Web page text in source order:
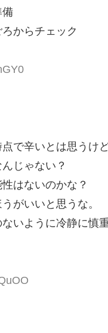
備
からチェック
で辛いとは思うけど
じゃない？
はないのかな？
がいいと思うな。
いように冷静に慎重